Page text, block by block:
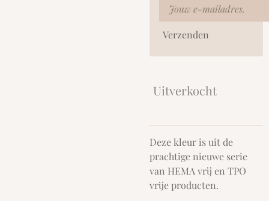
Verzenden
Uitverkocht
Deze kleur is uit de
prachtige nieuwe serie
van HEMA vrij en TPO
vrije producten.